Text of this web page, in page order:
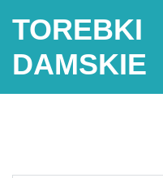
TOREBKI
DAMSKIE